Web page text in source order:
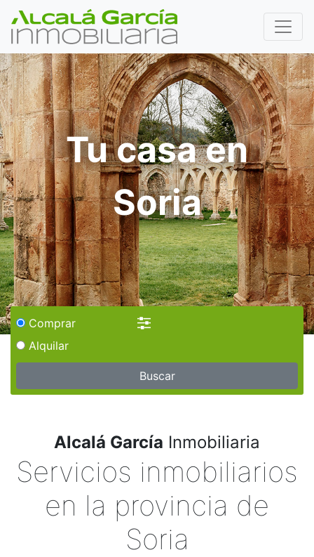
Tu casa en
Soria
Comprar
Alquilar
Buscar
Alcalá García Inmobiliaria
Servicios inmobiliarios
en la provincia de
Soria